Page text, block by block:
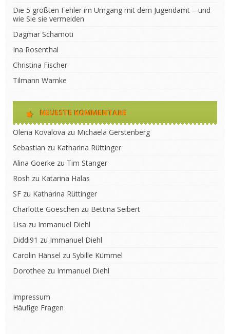
Die 5 größten Fehler im Umgang mit dem Jugendamt – und
wie Sie sie vermeiden
Dagmar Schamoti
Ina Rosenthal
Christina Fischer
Tilmann Warnke
NEUESTE KOMMENTARE
Olena Kovalova zu Michaela Gerstenberg
Sebastian zu Katharina Rüttinger
Alina Goerke zu Tim Stanger
Rosh zu Katarina Halas
SF zu Katharina Rüttinger
Charlotte Goeschen zu Bettina Seibert
Lisa zu Immanuel Diehl
Diddi91 zu Immanuel Diehl
Carolin Hänsel zu Sybille Kümmel
Dorothee zu Immanuel Diehl
Impressum
Häufige Fragen